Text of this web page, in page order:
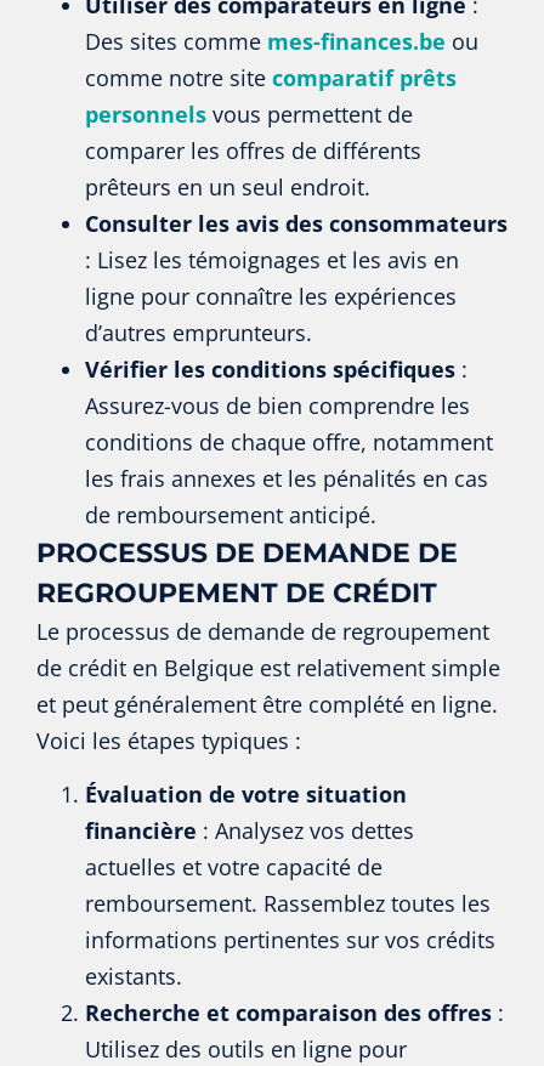
Des sites comme mes-finances.be ou
comme notre site comparatif prêts
personnels vous permettent de
comparer les offres de différents
prêteurs en un seul endroit.
Consulter les avis des consommateurs
: Lisez les témoignages et les avis en
ligne pour connaître les expériences
d’autres emprunteurs.
Vérifier les conditions spécifiques :
Assurez-vous de bien comprendre les
conditions de chaque offre, notamment
les frais annexes et les pénalités en cas
de remboursement anticipé.
PROCESSUS DE DEMANDE DE
REGROUPEMENT DE CRÉDIT
Le processus de demande de regroupement
de crédit en Belgique est relativement simple
et peut généralement être complété en ligne.
Voici les étapes typiques :
Évaluation de votre situation
financière : Analysez vos dettes
actuelles et votre capacité de
remboursement. Rassemblez toutes les
informations pertinentes sur vos crédits
existants.
Recherche et comparaison des offres :
Utilisez des outils en ligne pour